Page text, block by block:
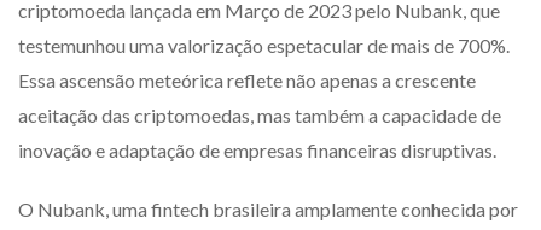
criptomoeda lançada em Março de 2023 pelo Nubank, que
testemunhou uma valorização espetacular de mais de 700%.
Essa ascensão meteórica reflete não apenas a crescente
aceitação das criptomoedas, mas também a capacidade de
inovação e adaptação de empresas financeiras disruptivas.
O Nubank, uma fintech brasileira amplamente conhecida por